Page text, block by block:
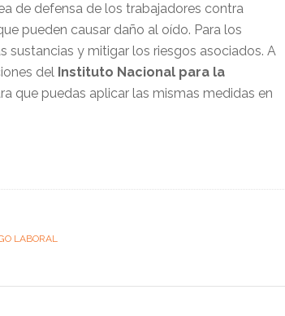
de defensa de los trabajadores contra
pueden causar daño al oído. Para los
sustancias y mitigar los riesgos asociados. A
del Instituto Nacional para la
que puedas aplicar las mismas medidas en
LABORAL